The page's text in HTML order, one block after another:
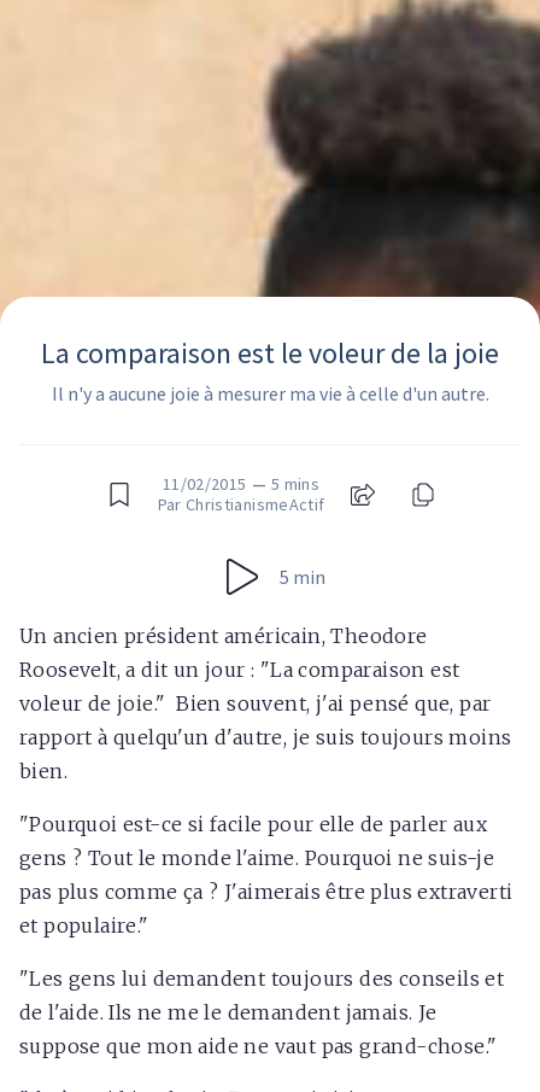
La comparaison est le voleur de la joie
Il n'y a aucune joie à mesurer ma vie à celle d'un autre.
11/02/2015 — 5 mins
Par ChristianismeActif
5 min
Un ancien président américain, Theodore
Roosevelt, a dit un jour : "La comparaison est
voleur de joie." Bien souvent, j'ai pensé que, par
rapport à quelqu'un d'autre, je suis toujours moins
bien.
"Pourquoi est-ce si facile pour elle de parler aux
gens ? Tout le monde l'aime. Pourquoi ne suis-je
pas plus comme ça ? J'aimerais être plus extraverti
et populaire."
"Les gens lui demandent toujours des conseils et
de l'aide. Ils ne me le demandent jamais. Je
suppose que mon aide ne vaut pas grand-chose."